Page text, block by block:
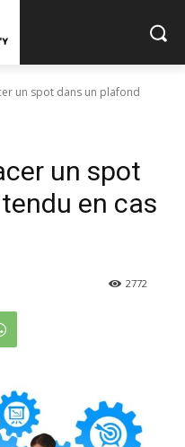
un spot dans un plafond
un spot
en cas
2772